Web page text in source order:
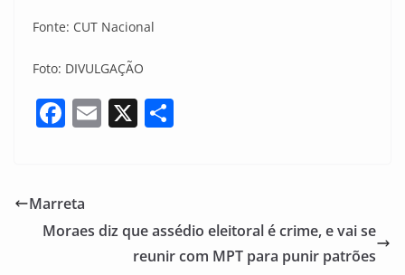
Fonte: CUT Nacional
Foto: DIVULGAÇÃO
F
e
b
E X
Marreta
Moraes diz que assédio eleitoral é crime, e vai se
reunir com MPT para punir patrões